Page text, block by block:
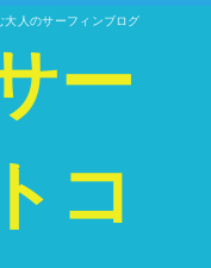
人のサーフィンブログ
ー
コ